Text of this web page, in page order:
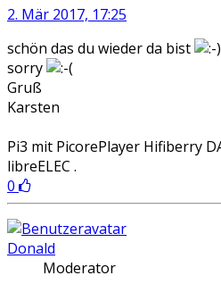
2. Mär 2017, 17:25
schön das du wieder da bist
sorry
Gruß
Karsten
Pi3 mit PicorePlayer Hifiberry
libreELEC .
0
Donald
Moderator